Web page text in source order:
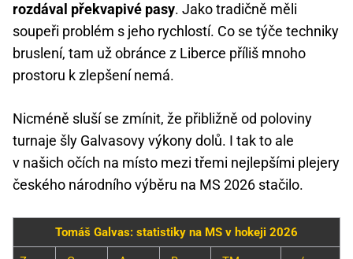
rozdával překvapivé pasy. Jako tradičně měli
soupeři problém s jeho rychlostí. Co se týče techniky
bruslení, tam už obránce z Liberce příliš mnoho
prostoru k zlepšení nemá.
Nicméně sluší se zmínit, že přibližně od poloviny
turnaje šly Galvasovy výkony dolů. I tak to ale
v našich očích na místo mezi třemi nejlepšími plejery
českého národního výběru na MS 2026 stačilo.
Tomáš Galvas: statistiky na MS v hokeji 2026